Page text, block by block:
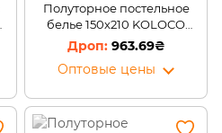
Полуторное постельное
белье 150х210 KOLOCO
Бежевая/06-54 (6)
963.69₴
Оптовые цены